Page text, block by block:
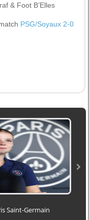
& Foot B’Elles
PSG/Soyaux 2-0
Saint‑Germain